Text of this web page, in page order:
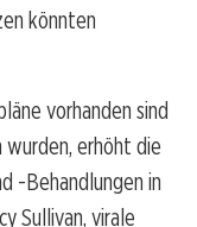
könnten
vorhanden sind
erhöht die
-Behandlungen in
Sullivan, virale